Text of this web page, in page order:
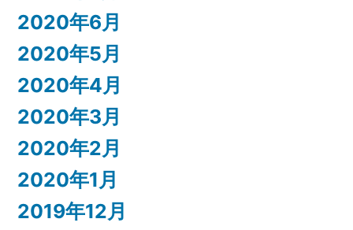
2020年6月
2020年5月
2020年4月
2020年3月
2020年2月
2020年1月
2019年12月